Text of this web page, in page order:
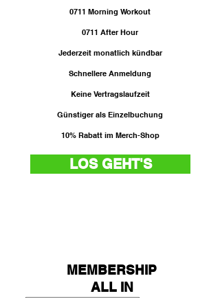
0711 Morning Workout
0711 After Hour
Jederzeit monatlich kündbar
Schnellere Anmeldung
Keine Vertragslaufzeit
Günstiger als Einzelbuchung
10% Rabatt im Merch-Shop
LOS GEHT'S
MEMBERSHIP
ALL IN